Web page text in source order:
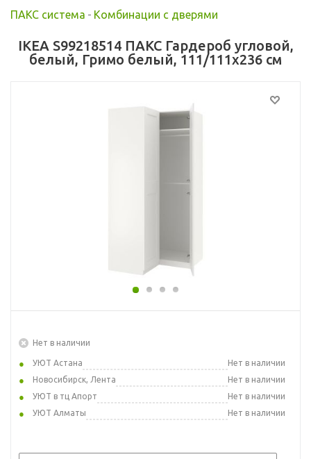
ПАКС система - Комбинации с дверями
IKEA S99218514 ПАКС Гардероб угловой,
белый, Гримо белый, 111/111x236 см
Нет в наличии
УЮТ Астана
Нет в наличии
Новосибирск, Лента
Нет в наличии
УЮТ в тц Апорт
Нет в наличии
УЮТ Алматы
Нет в наличии